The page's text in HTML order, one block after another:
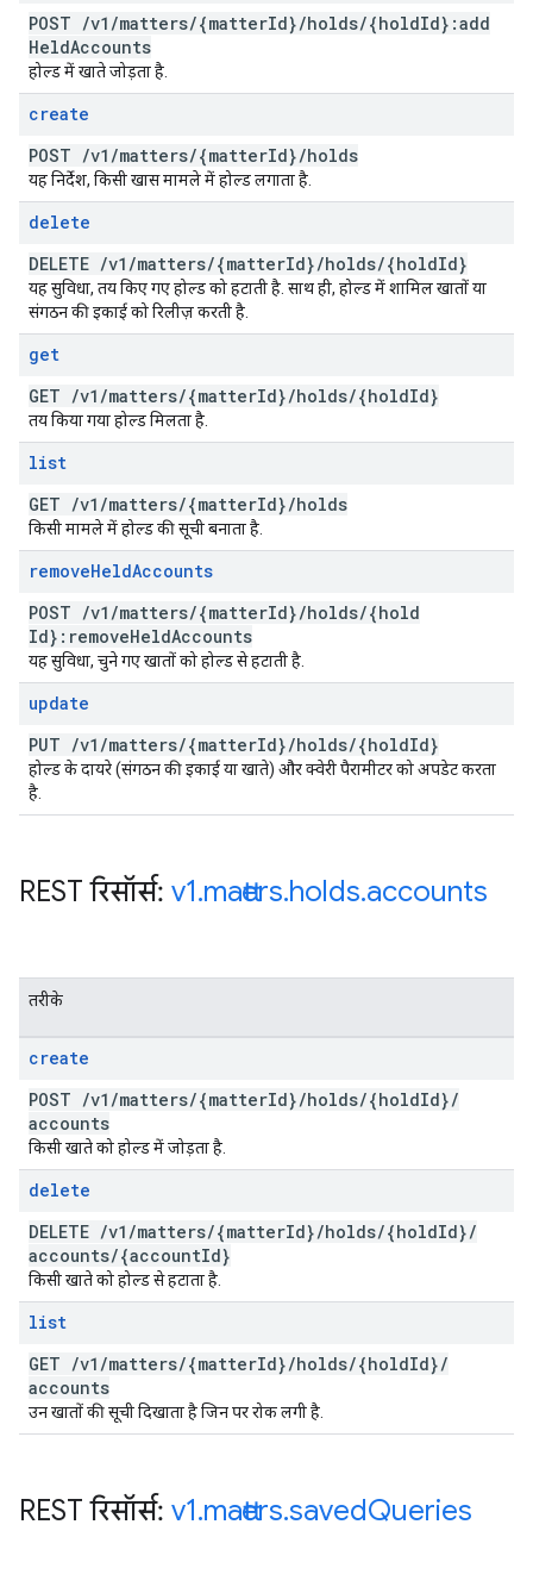
POST /v1 /matters/{matterId}/holds/{holdId}:add
HeldAccounts
होल्ड में खाते जोड़ता है.
create
POST /v1 /matters/{matterId}/holds
यह निर्देश, किसी खास मामले में होल्ड लगाता है.
delete
DELETE /v1 /matters/{matterId}/holds/{holdId}
यह सुविधा, तय किए गए होल्ड को हटाती है. साथ ही, होल्ड में शामिल खातों या
संगठन की इकाई को रिलीज़ करती है.
get
GET /v1 /matters/{matterId}/holds/{holdId}
तय किया गया होल्ड मिलता है.
list
GET /v1 /matters/{matterId}/holds
किसी मामले में होल्ड की सूची बनाता है.
removeHeldAccounts
POST /v1 /matters/{matterId}/holds/{hold
Id}:removeHeldAccounts
यह सुविधा, चुने गए खातों को होल्ड से हटाती है.
update
PUT /v1 /matters/{matterId}/holds/{holdId}
होल्ड के दायरे (संगठन की इकाई या खाते) और क्वेरी पैरामीटर को अपडेट करता
है.
REST रिसॉर्स: v1.matters.holds.accounts
तरीके
create
POST /v1 /matters/{matterId}/holds/{holdId}/
accounts
किसी खाते को होल्ड में जोड़ता है.
delete
DELETE /v1 /matters/{matterId}/holds/{holdId}/
accounts/{accountId}
किसी खाते को होल्ड से हटाता है.
list
GET /v1 /matters/{matterId}/holds/{holdId}/
accounts
उन खातों की सूची दिखाता है जिन पर रोक लगी है.
REST रिसॉर्स: v1.matters.savedQueries